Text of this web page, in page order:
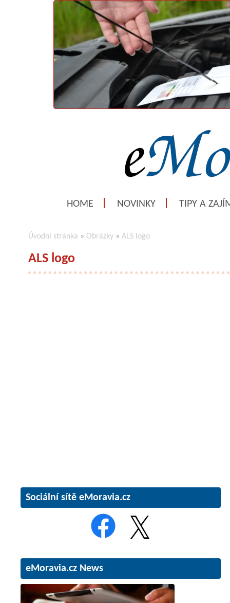
HOME NOVINKY TIPY A
Úvodní stránka » Obrázky » ALS logo
ALS logo
Sociální sítě eMoravia.cz
eMoravia.cz News